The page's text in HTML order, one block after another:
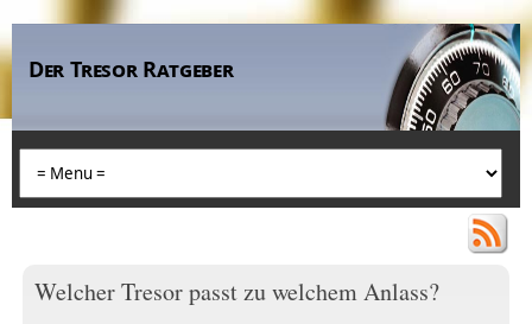
Der Tresor Ratgeber
Welcher Tresor passt zu welchem Anlass?